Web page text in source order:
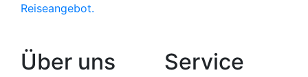
Reiseangebot.
Über uns Service